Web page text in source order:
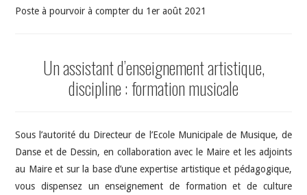
Poste à pourvoir à compter du 1er août 2021
Un assistant d’enseignement artistique,
discipline : formation musicale
Sous l’autorité du Directeur de l’Ecole Municipale de Musique, de
Danse et de Dessin, en collaboration avec le Maire et les adjoints
au Maire et sur la base d’une expertise artistique et pédagogique,
vous dispensez un enseignement de formation et de culture